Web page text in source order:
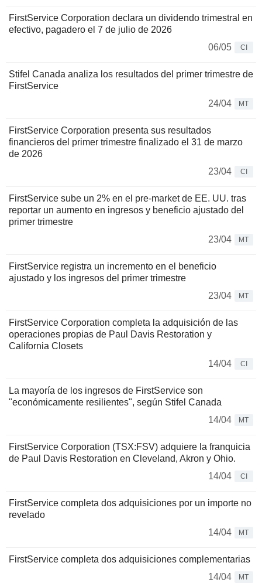
FirstService Corporation declara un dividendo trimestral en
efectivo, pagadero el 7 de julio de 2026
06/05
CI
Stifel Canada analiza los resultados del primer trimestre de
FirstService
24/04
MT
FirstService Corporation presenta sus resultados
financieros del primer trimestre finalizado el 31 de marzo
de 2026
23/04
CI
FirstService sube un 2% en el pre-market de EE. UU. tras
reportar un aumento en ingresos y beneficio ajustado del
primer trimestre
23/04
MT
FirstService registra un incremento en el beneficio
ajustado y los ingresos del primer trimestre
23/04
MT
FirstService Corporation completa la adquisición de las
operaciones propias de Paul Davis Restoration y
California Closets
14/04
CI
La mayoría de los ingresos de FirstService son
"económicamente resilientes", según Stifel Canada
14/04
MT
FirstService Corporation (TSX:FSV) adquiere la franquicia
de Paul Davis Restoration en Cleveland, Akron y Ohio.
14/04
CI
FirstService completa dos adquisiciones por un importe no
revelado
14/04
MT
FirstService completa dos adquisiciones complementarias
14/04
MT